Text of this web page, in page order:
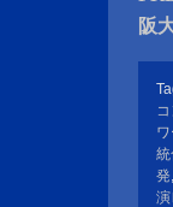
阪
統
発,
演